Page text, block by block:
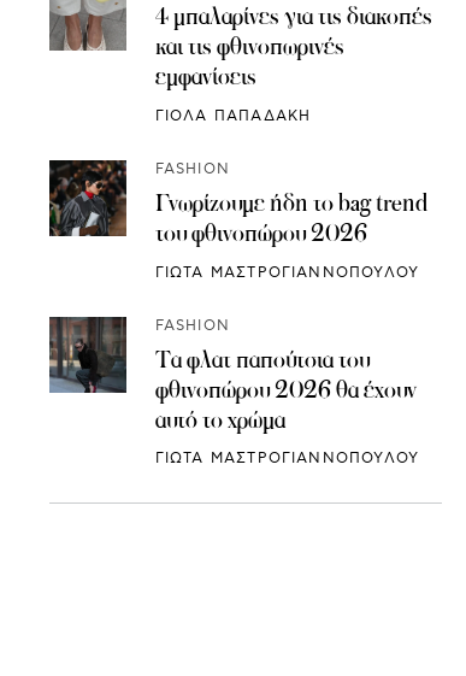
4 μπαλαρίνες για τις διακοπές
και τις φθινοπωρινές
εμφανίσεις
ΓΙΟΛΑ ΠΑΠΑΔΑΚΗ
FASHION
Γνωρίζουμε ήδη το bag trend
του φθινοπώρου 2026
ΓΙΩΤΑ ΜΑΣΤΡΟΓΙΑΝΝΟΠΟΥΛΟΥ
FASHION
Τα φλατ παπούτσια του
φθινοπώρου 2026 θα έχουν
αυτό το χρώμα
ΓΙΩΤΑ ΜΑΣΤΡΟΓΙΑΝΝΟΠΟΥΛΟΥ